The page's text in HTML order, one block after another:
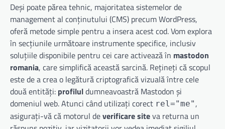
Deși poate părea tehnic, majoritatea sistemelor de
management al conținutului (CMS) precum WordPress,
oferă metode simple pentru a insera acest cod. Vom explora
în secțiunile următoare instrumente specifice, inclusiv
soluțiile disponibile pentru cei care activează în mastodon
romania, care simplifică această sarcină. Rețineți că scopul
este de a crea o legătură criptografică vizuală între cele
două entități: profiluldumneavoastră Mastodon și
domeniul web. Atunci când utilizați corect rel="me" ,
asigurați-vă că motorul deverificare siteva returna un